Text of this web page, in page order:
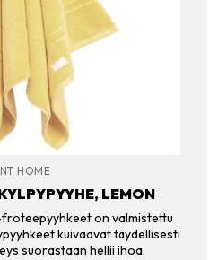
HOME
LEMON
on valmistettu
kuivaavat täydellisesti
suorastaan hellii ihoa.